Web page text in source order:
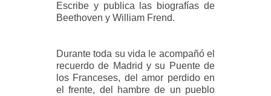
Escribe y publica las biografías de
Beethoven y William Frend.
Durante toda su vida le acompañó el
recuerdo de Madrid y su Puente de
los Franceses, del amor perdido en
el frente, del hambre de un pueblo